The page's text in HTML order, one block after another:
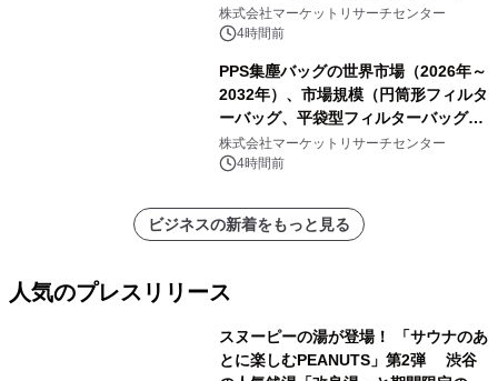
ク包装、その他）・分析レポートを発
表
株式会社マーケットリサーチセンター
4時間前
PPS集塵バッグの世界市場（2026年～
2032年）、市場規模（円筒形フィルタ
ーバッグ、平袋型フィルターバッグ、
プリーツフィルターバッグ、その
他）・分析レポートを発表
株式会社マーケットリサーチセンター
4時間前
ビジネスの新着をもっと見る
人気のプレスリリース
スヌーピーの湯が登場！ 「サウナのあ
とに楽しむPEANUTS」第2弾 渋谷